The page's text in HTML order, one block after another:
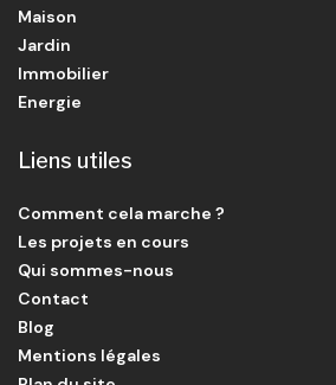
Maison
Jardin
Immobilier
Energie
Liens utiles
Comment cela marche ?
Les projets en cours
Qui sommes-nous
Contact
Blog
Mentions légales